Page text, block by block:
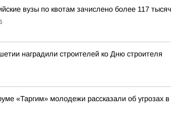
вузы по квотам зачислено более 117
наградили строителей ко Дню строителя
«Таргим» молодежи рассказали об угрозах в